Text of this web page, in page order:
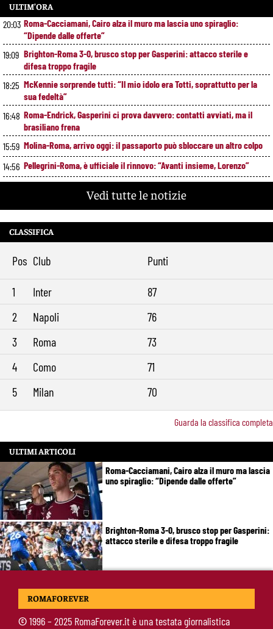
ULTIM’ORA
20:03 Roma-Cacciamani, Cairo alza il muro ma lascia uno spiraglio:
“Dipende dalle offerte”
19:09 Brighton-Roma 3-0, brusco stop per Gasperini: attacco sterile e
difesa troppo fragile
18:25 McKennie sorprende tutti: “Il mio idolo era Totti, soprattutto per la
sua fedeltà”
16:48 Roma-Endrick, Gasperini ci prova davvero: contatti avviati, ma il
brasiliano frena
15:59 Molina-Roma, arrivo oggi: il passaporto può sbloccare un altro colpo
14:56 Pellegrini-Roma, è ufficiale il rinnovo: “Avanti insieme, Lorenzo”
11:49 Brighton-Roma, ultimo test per Gasperini. Pellegrini fa le visite e
10:41
Rowe chiude alla Roma: “Sono concentrato sul Bologna”. Poi esalta
Castro e Dovbyk
9:32
Mercato Roma, Gasperini aspetta ancora il suo trequartista: Nusa
Vedi tutte le notizie
CLASSIFICA
Pos Club Punti
1 Inter
87
2
Napoli
76
3
Roma
73
4
Como
71
5
Milan 70
Guarda la classifica completa
ULTIMI ARTICOLI
Roma-Cacciamani, Cairo alza il muro ma lascia
uno spiraglio: “Dipende dalle offerte”
Brighton-Roma 3-0, brusco stop per Gasperini:
attacco sterile e difesa troppo fragile
McKennie sorprende tutti: “Il mio idolo era
ROMAFOREVER
©1996 – 2025 RomaForever.it è una testata giornalistica